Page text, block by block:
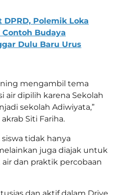
DPRD, Polemik Loka
Budaya
Dulu Baru Urus
mengambil tema
air dipilih karena Sekolah
sekolah Adiwiyata,”
Siti Fariha.
tidak hanya
juga diajak untuk
dan praktik percobaan
dan aktif dalam Drive